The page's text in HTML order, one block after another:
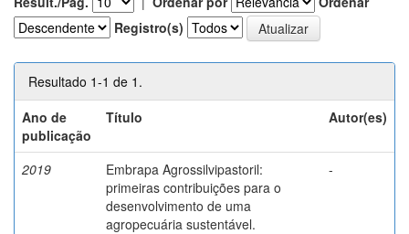
Registro(s)
Resultado 1-1 de 1.
Ano de
publicação
Título Autor(es)
2019
Embrapa Agrossilvipastoril:
primeiras contribuições para o
desenvolvimento de uma
agropecuária sustentável.
-